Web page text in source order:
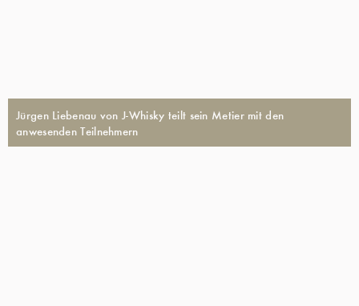
Jürgen Liebenau von J-Whisky teilt sein Metier mit den
anwesenden Teilnehmern